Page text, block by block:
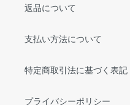
返品について
支払い方法について
特定商取引法に基づく表記
プライバシーポリシー